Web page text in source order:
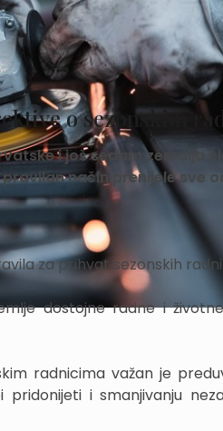
o sezonskim
i još sedam zemalja
način prenijele sve
za prihvat sezonskih
dostojne radne i
radnicima važan je
i smanjivanju